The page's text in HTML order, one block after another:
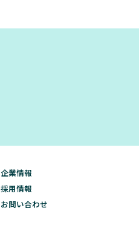
企業情報
採用情報
お問い合わせ